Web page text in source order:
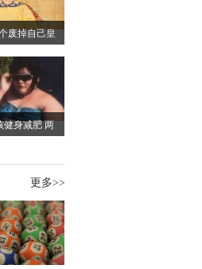
废掉自己皇
健身减肥 两
更多>>